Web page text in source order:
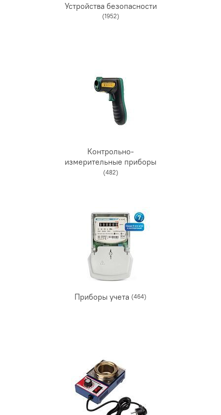
Устройства безопасности
(1952)
Контрольно-
измерительные приборы
(482)
Приборы учета (464)